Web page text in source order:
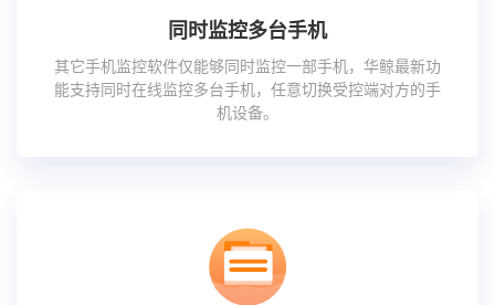
同时监控多台手机
其它手机监控软件仅能够同时监控一部手机，华鲸最新功
能支持同时在线监控多台手机，任意切换受控端对方的手
机设备。